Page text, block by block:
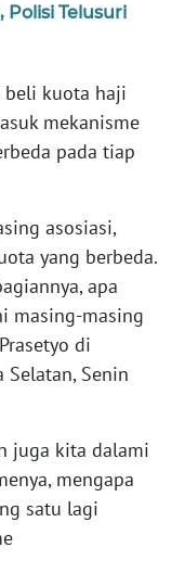
Telusuri
beli kuota haji
mekanisme
pada tiap
asosiasi,
yang berbeda.
apa
masing-masing
di
Selatan, Senin
juga kita dalami
mengapa
satu lagi